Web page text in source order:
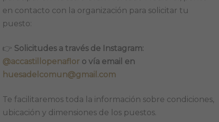
en contacto con la organización para solicitar tu
puesto:
👉 Solicitudes a través de Instagram:
@accastillopenaflor o vía email en
huesadelcomun@gmail.com
Te facilitaremos toda la información sobre condiciones,
ubicación y dimensiones de los puestos.